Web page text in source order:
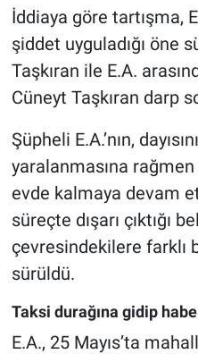
İddiaya göre tartışma,
şiddet uyguladığı öne
Taşkıran ile E.A.
Cüneyt Taşkıran darp
Şüpheli E.A.’nın,
yaralanmasına rağmen
evde kalmaya devam
süreçte dışarı çıktığı
çevresindekilere farklı
sürüldü.
Taksi durağına gidip
E.A., 25 Mayıs’ta